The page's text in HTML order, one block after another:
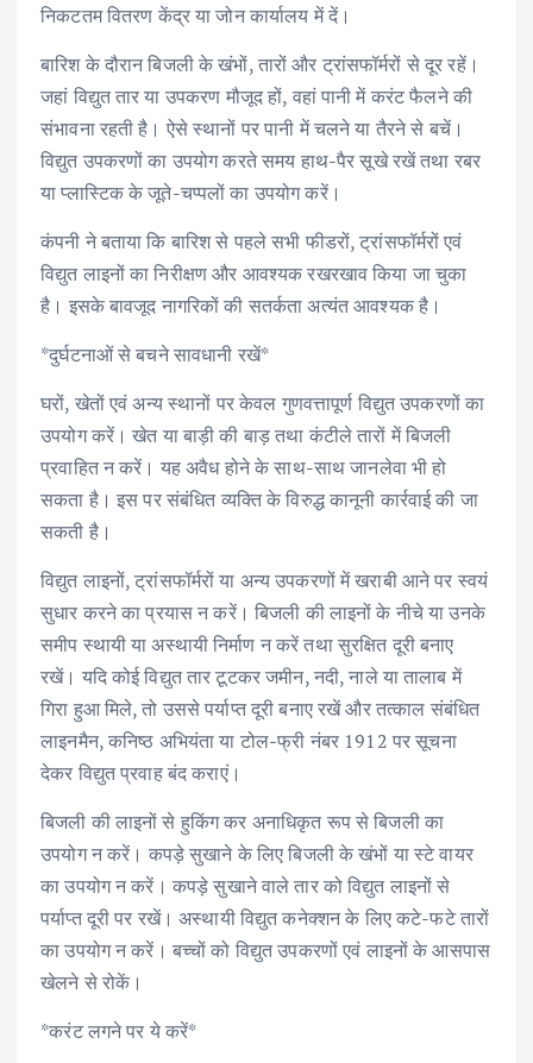
निकटतम वितरण केंद्र या जोन कार्यालय में दें।
बारिश के दौरान बिजली के खंभों, तारों और ट्रांसफॉर्मरों से दूर रहें।
जहां विद्युत तार या उपकरण मौजूद हों, वहां पानी में करंट फैलने की
संभावना रहती है। ऐसे स्थानों पर पानी में चलने या तैरने से बचें।
विद्युत उपकरणों का उपयोग करते समय हाथ-पैर सूखे रखें तथा रबर
या प्लास्टिक के जूते-चप्पलों का उपयोग करें।
कंपनी ने बताया कि बारिश से पहले सभी फीडरों, ट्रांसफॉर्मरों एवं
विद्युत लाइनों का निरीक्षण और आवश्यक रखरखाव किया जा चुका
है। इसके बावजूद नागरिकों की सतर्कता अत्यंत आवश्यक है।
*दुर्घटनाओं से बचने सावधानी रखें*
घरों, खेतों एवं अन्य स्थानों पर केवल गुणवत्तापूर्ण विद्युत उपकरणों का
उपयोग करें। खेत या बाड़ी की बाड़ तथा कंटीले तारों में बिजली
प्रवाहित न करें। यह अवैध होने के साथ-साथ जानलेवा भी हो
सकता है। इस पर संबंधित व्यक्ति के विरुद्ध कानूनी कार्रवाई की जा
सकती है।
विद्युत लाइनों, ट्रांसफॉर्मरों या अन्य उपकरणों में खराबी आने पर स्वयं
सुधार करने का प्रयास न करें। बिजली की लाइनों के नीचे या उनके
समीप स्थायी या अस्थायी निर्माण न करें तथा सुरक्षित दूरी बनाए
रखें। यदि कोई विद्युत तार टूटकर जमीन, नदी, नाले या तालाब में
गिरा हुआ मिले, तो उससे पर्याप्त दूरी बनाए रखें और तत्काल संबंधित
लाइनमैन, कनिष्ठ अभियंता या टोल-फ्री नंबर 1912 पर सूचना
देकर विद्युत प्रवाह बंद कराएं।
बिजली की लाइनों से हुकिंग कर अनाधिकृत रूप से बिजली का
उपयोग न करें। कपड़े सुखाने के लिए बिजली के खंभों या स्टे वायर
का उपयोग न करें। कपड़े सुखाने वाले तार को विद्युत लाइनों से
पर्याप्त दूरी पर रखें। अस्थायी विद्युत कनेक्शन के लिए कटे-फटे तारों
का उपयोग न करें। बच्चों को विद्युत उपकरणों एवं लाइनों के आसपास
खेलने से रोकें।
*करंट लगने पर ये करें*